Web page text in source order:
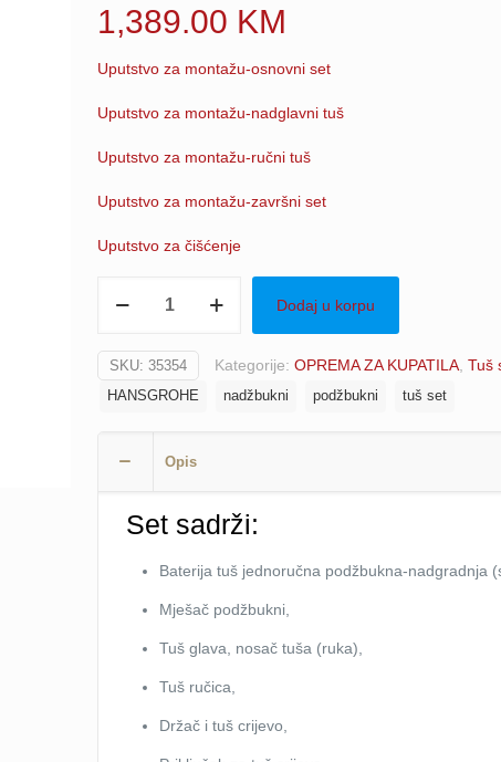
1,389.00 KM
Uputstvo za montažu-osnovni set
Uputstvo za montažu-nadglavni tuš
Uputstvo za montažu-ručni tuš
Uputstvo za montažu-završni set
Uputstvo za čišćenje
nadžbuknu
FOCUS
HANSGROHE
Dodaj u korpu
SKU: 35354 Kategorije: OPREMA ZA KUPATILA Tuš
HANSGROHE nadžbukni podžbukni tuš set
Opis
Set sadrži:
Baterija tuš jednoručna podžbukna-nadgradnja
Mješač podžbukni,
Tuš glava, nosač tuša (ruka),
Tuš ručica,
Držač i tuš crijevo,